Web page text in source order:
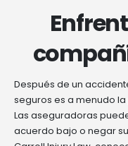
Después de un
seguros es a menudo
Las aseguradoras
acuerdo bajo o negar